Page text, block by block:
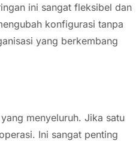
ini sangat fleksibel dan
konfigurasi tanpa
yang berkembang
menyeluruh. Jika satu
Ini sangat penting